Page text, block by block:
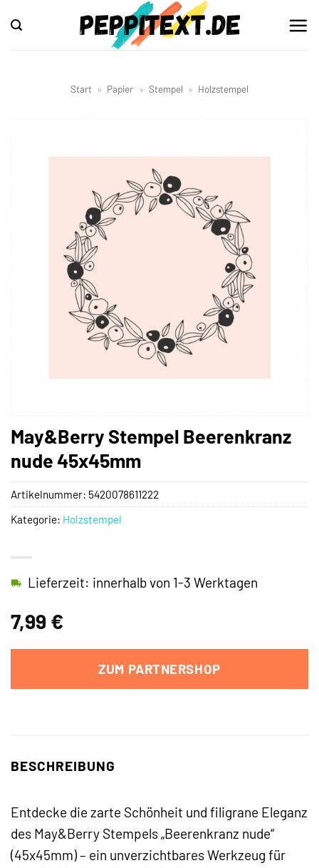
Inhalt
springen
Start » Papier » Stempel » Holzstempel
May&Berry Stempel Beerenkranz
nude 45x45mm
7,99 €
Lieferzeit: innerhalb von 1-3 Werktagen
ZUM PARTNERSHOP
Artikelnummer: 5420078611222
Kategorie: Holzstempel
BESCHREIBUNG
Entdecke die zarte Schönheit und filigrane Eleganz
des May&Berry Stempels „Beerenkranz nude“
(45x45mm) – ein unverzichtbares Werkzeug für